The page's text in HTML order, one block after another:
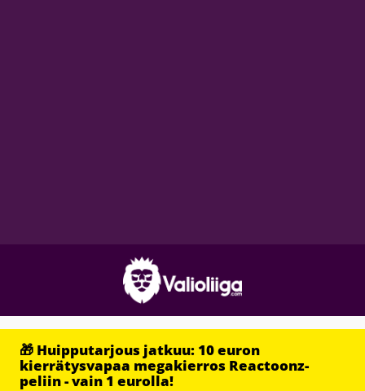
🎁 Huipputarjous jatkuu: 10 euron
kierrätysvapaa megakierros Reactoonz-
peliin - vain 1 eurolla!